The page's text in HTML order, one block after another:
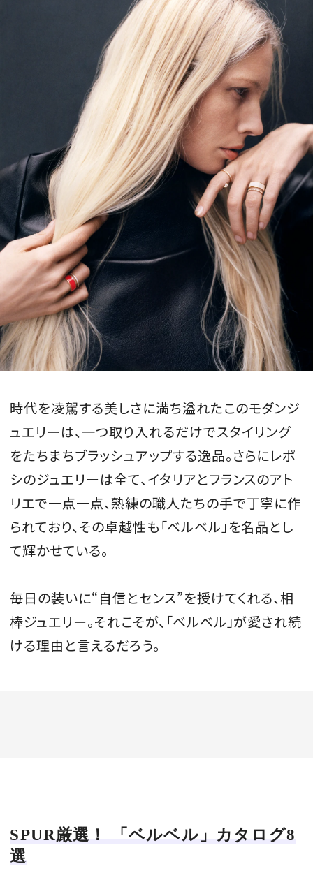
時代を凌駕する美しさに満ち溢れたこのモダンジ
ュエリーは、一つ取り入れるだけでスタイリング
をたちまちブラッシュアップする逸品。さらにレポ
シのジュエリーは全て、イタリアとフランスのアト
リエで一点一点、熟練の職人たちの手で丁寧に作
られており、その卓越性も「ベルベル」を名品とし
て輝かせている。
毎日の装いに“自信とセンス”を授けてくれる、相
棒ジュエリー。それこそが、「ベルベル」が愛され続
ける理由と言えるだろう。
SPUR厳選！ 「ベルベル」カタログ8
選